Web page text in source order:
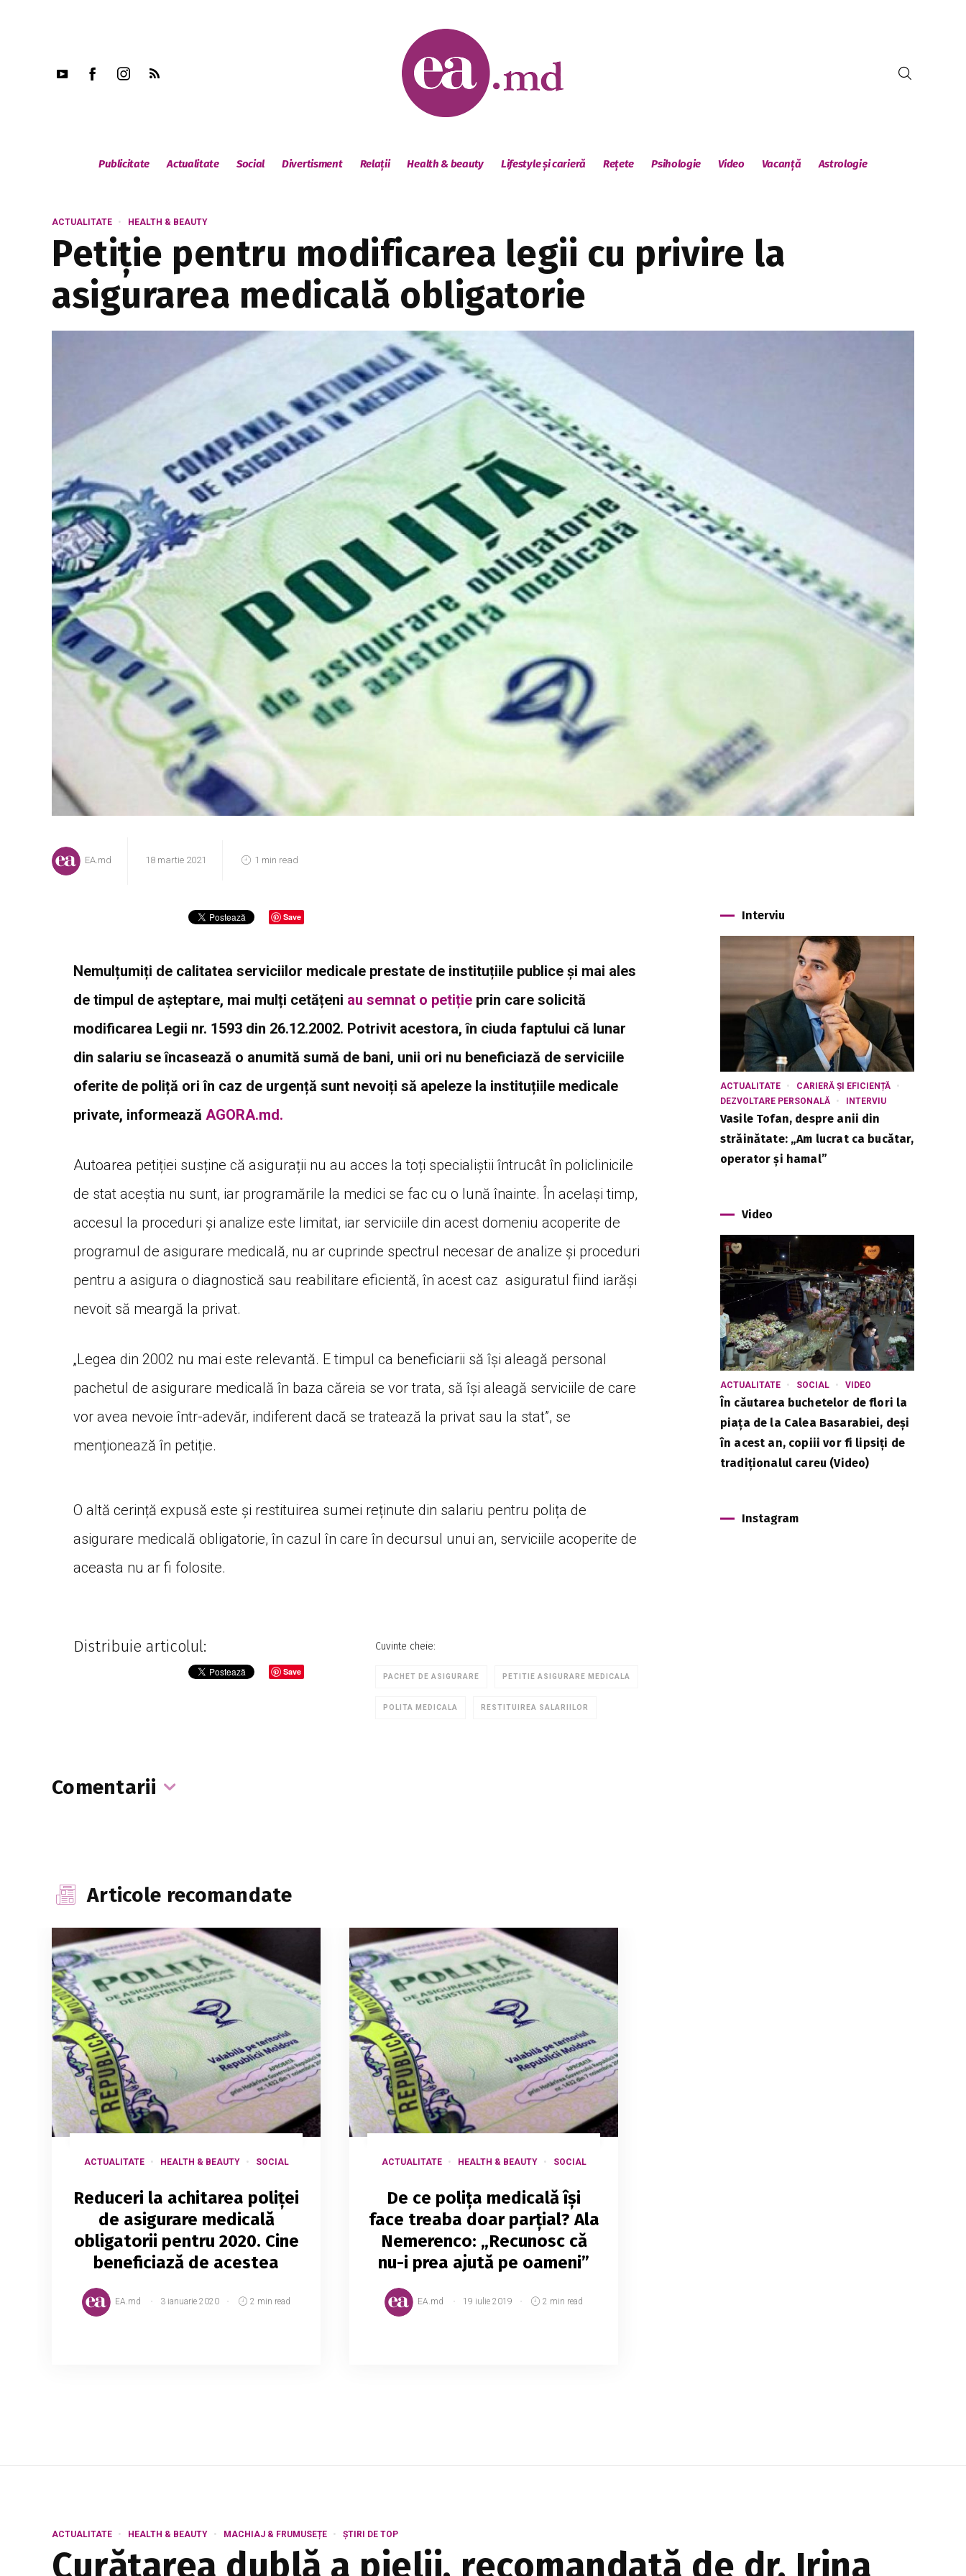
Publicitate Actualitate Social Divertisment Relații Health & beauty Lifestyle și carieră Rețete Psihologie Video Vacanță Astrologie
ACTUALITATE HEALTH & BEAUTY
Petiție pentru modificarea legii cu privire la
asigurarea medicală obligatorie
EA.md 18 martie 2021 1 min read
Save
Nemulțumiți de calitatea serviciilor medicale prestate de instituțiile publice și mai ales
de timpul de așteptare, mai mulți cetățeni au semnat o petiție prin care solicită
modificarea Legii nr. 1593 din 26.12.2002. Potrivit acestora, în ciuda faptului că lunar
din salariu se încasează o anumită sumă de bani, unii ori nu beneficiază de serviciile
oferite de poliță ori în caz de urgență sunt nevoiți să apeleze la instituțiile medicale
private, informează AGORA.md.
Autoarea petiției susține că asigurații nu au acces la toți specialiștii întrucât în policlinicile
de stat aceștia nu sunt, iar programările la medici se fac cu o lună înainte. În același timp,
accesul la proceduri și analize este limitat, iar serviciile din acest domeniu acoperite de
programul de asigurare medicală, nu ar cuprinde spectrul necesar de analize și proceduri
pentru a asigura o diagnostică sau reabilitare eficientă, în acest caz asiguratul fiind iarăși
nevoit să meargă la privat.
„Legea din 2002 nu mai este relevantă. E timpul ca beneficiarii să își aleagă personal
pachetul de asigurare medicală în baza căreia se vor trata, să își aleagă serviciile de care
vor avea nevoie într-adevăr, indiferent dacă se tratează la privat sau la stat”, se
menționează în petiție.
O altă cerință expusă este și restituirea sumei reținute din salariu pentru polița de
asigurare medicală obligatorie, în cazul în care în decursul unui an, serviciile acoperite de
aceasta nu ar fi folosite.
Distribuie articolul:
Save
Cuvinte cheie:
PACHET DE ASIGURARE PETITIE ASIGURARE MEDICALA
POLITA MEDICALA RESTITUIREA SALARIILOR
Comentarii
Interviu
ACTUALITATE
CARIERĂ ȘI EFICIENȚĂ
DEZVOLTARE PERSONALĂ
INTERVIU
Vasile Tofan, despre anii din
străinătate: „Am lucrat ca bucătar,
operator și hamal”
Video
ACTUALITATE SOCIAL VIDEO
În căutarea buchetelor de flori la
piața de la Calea Basarabiei, deși
în acest an, copiii vor fi lipsiți de
tradiționalul careu (Video)
Instagram
Articole recomandate
ACTUALITATE HEALTH & BEAUTY SOCIAL
Reduceri la achitarea poliței
de asigurare medicală
obligatorii pentru 2020. Cine
beneficiază de acestea
EA.md 3 ianuarie 2020 2 min read
ACTUALITATE HEALTH & BEAUTY SOCIAL
De ce polița medicală își
face treaba doar parțial? Ala
Nemerenco: „Recunosc că
nu-i prea ajută pe oameni”
EA.md 19 iulie 2019 2 min read
ACTUALITATE HEALTH & BEAUTY MACHIAJ & FRUMUSEȚE ȘTIRI DE TOP
Curățarea dublă a pielii, recomandată de dr. Irina